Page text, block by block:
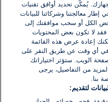
يُمكّن تحديد أوافق تقنيات
معالجتنا وشركائنا للبيانات
الكل أو سحب موافقتك إلى
فقد لا تكون بعض المحتويات
إعادة عرض هذه القائمة
في أي وقت عن طريق النقر على
الويب. ستؤثر اختياراتك
لمزيد من التفاصيل، يرجى
بنا.
لتقديم: